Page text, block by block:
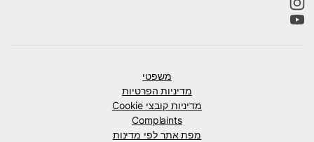
משפטי
מדיניות הפרטיות
מדיניות קובצי Cookie
Complaints
מפת אתר לפי מדינות